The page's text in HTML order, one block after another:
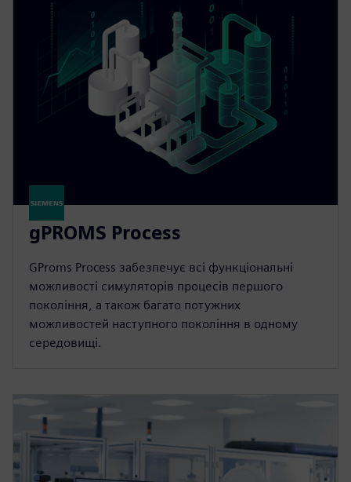
gPROMS Process
GProms Process забезпечує всі функціональні
можливості симуляторів процесів першого
покоління, а також багато потужних
можливостей наступного покоління в одному
середовищі.